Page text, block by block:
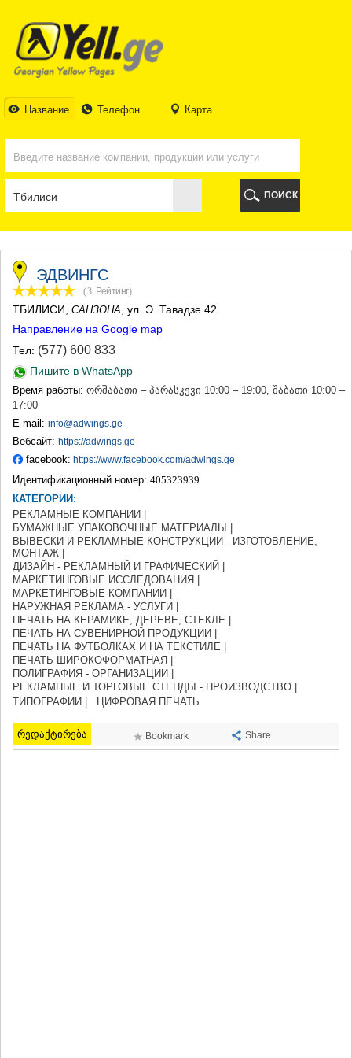
Название Телефон Карта
ТБИЛИСИ
ТБИЛИСИ
АБХАЗИЯ
ГАЛИ
БАТУМИ
КОБУЛЕТИ
ШУАХЕВИ
ЧАКВИ
ОЗУРГЕТИ
ЧОХАТАУРИ
УРЕКИ
ИМЕРЕТИЯ
БАГДАТИ
ВАНИ
ЗЕСТАФОНИ
ТЕРДЖОЛА
САЧХЕРЕ
ТКИБУЛИ
КУТАИСИ
ЦКАЛТУБО
ЧИАТУРА
ХАРАГАУЛИ
КАХЕТИЯ
АХМЕТА
ГУРДЖААНИ
ДЕДОПЛИСЦКАРО
ТЕЛАВИ
ЛАГОДЕХИ
САГАРЕДЖО
СИГНАГИ
КВАРЕЛИ
ЦНОРИ
МЦХЕТА-МТИАНЕТИ
ДУШЕТИ
ТИАНЕТИ
СТЕПАНЦМИНДА (КАЗБЕГИ)
ГУДАУРИ
ПОИСК
ЭДВИНГС
(3 Рейтинг)
ТБИЛИСИ САНЗОНА , ул. Э. Тавадзе 42
Направление на Google map
Тел: (577) 600 833
Пишите в WhatsApp
Время работы: ორშაბათი – პარასკევი 10:00 – 19:00, შაბათი 10:00 –
17:00
E-mail: info@adwings.ge
Вебсайт: https://adwings.ge
facebook: https://www.facebook.com/adwings.ge
Идентификационный номер: 405323939
КАТЕГОРИИ:
РЕКЛАМНЫЕ КОМПАНИИ |
БУМАЖНЫЕ УПАКОВОЧНЫЕ МАТЕРИАЛЫ |
ВЫВЕСКИ И РЕКЛАМНЫЕ КОНСТРУКЦИИ - ИЗГОТОВЛЕНИЕ,
МОНТАЖ |
ДИЗАЙН - РЕКЛАМНЫЙ И ГРАФИЧЕСКИЙ |
МАРКЕТИНГОВЫЕ ИССЛЕДОВАНИЯ |
МАРКЕТИНГОВЫЕ КОМПАНИИ |
НАРУЖНАЯ РЕКЛАМА - УСЛУГИ |
ПЕЧАТЬ НА КЕРАМИКЕ, ДЕРЕВЕ, СТЕКЛЕ |
ПЕЧАТЬ НА СУВЕНИРНОЙ ПРОДУКЦИИ |
ПЕЧАТЬ НА ФУТБОЛКАХ И НА ТЕКСТИЛЕ |
ПЕЧАТЬ ШИРОКОФОРМАТНАЯ |
ПОЛИГРАФИЯ - ОРГАНИЗАЦИИ |
РЕКЛАМНЫЕ И ТОРГОВЫЕ СТЕНДЫ - ПРОИЗВОДСТВО |
ТИПОГРАФИИ |
ЦИФРОВАЯ ПЕЧАТЬ
რედაქტირება Bookmark Share